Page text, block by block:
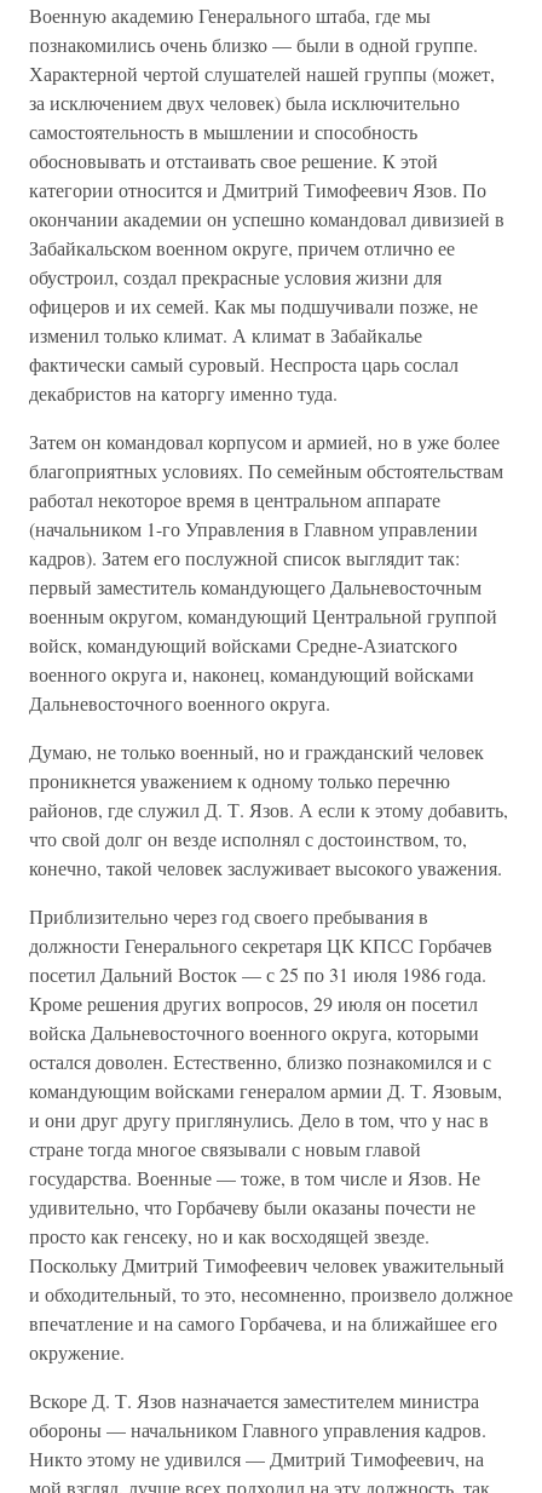
Военную академию Генерального штаба, где мы
познакомились очень близко — были в одной группе.
Характерной чертой слушателей нашей группы (может,
за исключением двух человек) была исключительно
самостоятельность в мышлении и способность
обосновывать и отстаивать свое решение. К этой
категории относится и Дмитрий Тимофеевич Язов. По
окончании академии он успешно командовал дивизией в
Забайкальском военном округе, причем отлично ее
обустроил, создал прекрасные условия жизни для
офицеров и их семей. Как мы подшучивали позже, не
изменил только климат. А климат в Забайкалье
фактически самый суровый. Неспроста царь сослал
декабристов на каторгу именно туда.
Затем он командовал корпусом и армией, но в уже более
благоприятных условиях. По семейным обстоятельствам
работал некоторое время в центральном аппарате
(начальником 1-го Управления в Главном управлении
кадров). Затем его послужной список выглядит так:
первый заместитель командующего Дальневосточным
военным округом, командующий Центральной группой
войск, командующий войсками Средне-Азиатского
военного округа и, наконец, командующий войсками
Дальневосточного военного округа.
Думаю, не только военный, но и гражданский человек
проникнется уважением к одному только перечню
районов, где служил Д. Т. Язов. А если к этому добавить,
что свой долг он везде исполнял с достоинством, то,
конечно, такой человек заслуживает высокого уважения.
Приблизительно через год своего пребывания в
должности Генерального секретаря ЦК КПСС Горбачев
посетил Дальний Восток — с 25 по 31 июля 1986 года.
Кроме решения других вопросов, 29 июля он посетил
войска Дальневосточного военного округа, которыми
остался доволен. Естественно, близко познакомился и с
командующим войсками генералом армии Д. Т. Язовым,
и они друг другу приглянулись. Дело в том, что у нас в
стране тогда многое связывали с новым главой
государства. Военные — тоже, в том числе и Язов. Не
удивительно, что Горбачеву были оказаны почести не
просто как генсеку, но и как восходящей звезде.
Поскольку Дмитрий Тимофеевич человек уважительный
и обходительный, то это, несомненно, произвело должное
впечатление и на самого Горбачева, и на ближайшее его
окружение.
Вскоре Д. Т. Язов назначается заместителем министра
обороны — начальником Главного управления кадров.
Никто этому не удивился — Дмитрий Тимофеевич, на
мой взгляд, лучше всех подходил на эту должность, так